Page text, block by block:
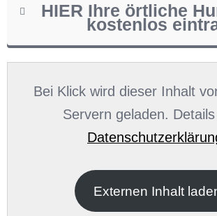
HIER Ihre örtliche
kostenlos
Bei Klick wird dieser Inhalt
Servern geladen.
Externen Inhalt